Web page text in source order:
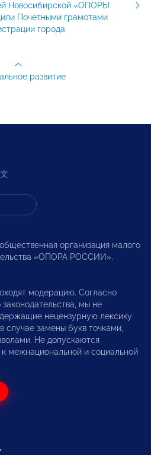
Новосибирской «ОПОРЫ
Почетными грамотами
города
развитие
организация малого
«ОПОРА РОССИИ».
модерацию. Согласно
мы не
нецензурную лексику
случае замены букв точками,
Не допускаются
межнациональной и социальной